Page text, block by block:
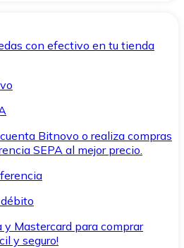
con efectivo en tu tienda
Bitnovo o realiza compras
SEPA al mejor precio.
Mastercard para comprar
y seguro!